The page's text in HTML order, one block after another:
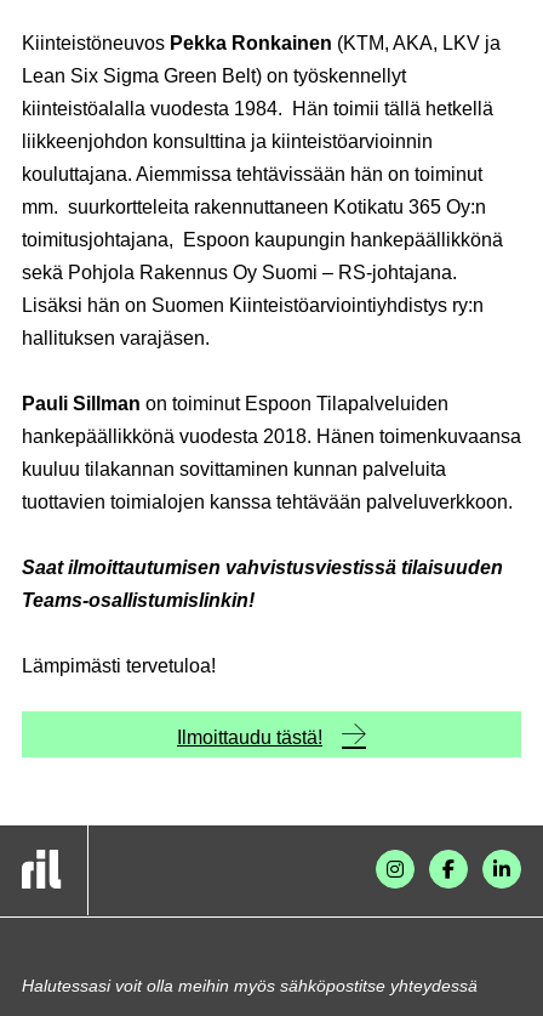
Kiinteistöneuvos Pekka Ronkainen (KTM, AKA, LKV ja
Lean Six Sigma Green Belt) on työskennellyt
kiinteistöalalla vuodesta 1984. Hän toimii tällä hetkellä
liikkeenjohdon konsulttina ja kiinteistöarvioinnin
kouluttajana. Aiemmissa tehtävissään hän on toiminut
mm. suurkortteleita rakennuttaneen Kotikatu 365 Oy:n
toimitusjohtajana, Espoon kaupungin hankepäällikkönä
sekä Pohjola Rakennus Oy Suomi – RS-johtajana.
Lisäksi hän on Suomen Kiinteistöarviointiyhdistys ry:n
hallituksen varajäsen.
Pauli Sillman on toiminut Espoon Tilapalveluiden
hankepäällikkönä vuodesta 2018. Hänen toimenkuvaansa
kuuluu tilakannan sovittaminen kunnan palveluita
tuottavien toimialojen kanssa tehtävään palveluverkkoon.
Saat ilmoittautumisen vahvistusviestissä tilaisuuden
Teams-osallistumislinkin!
Lämpimästi tervetuloa!
Ilmoittaudu tästä!
Halutessasi voit olla meihin myös sähköpostitse yhteydessä